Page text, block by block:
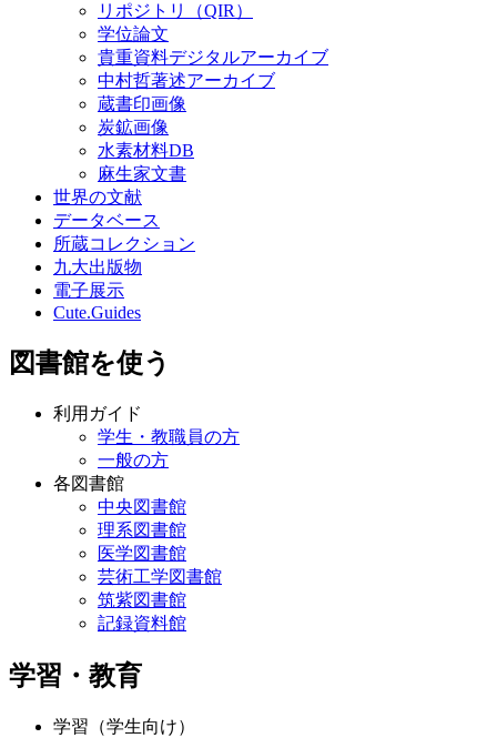
リポジトリ（QIR）
学位論文
貴重資料デジタルアーカイブ
中村哲著述アーカイブ
蔵書印画像
炭鉱画像
水素材料DB
麻生家文書
世界の文献
データベース
所蔵コレクション
九大出版物
電子展示
Cute.Guides
図書館を使う
利用ガイド
学生・教職員の方
一般の方
各図書館
中央図書館
理系図書館
医学図書館
芸術工学図書館
筑紫図書館
記録資料館
学習・教育
学習（学生向け）